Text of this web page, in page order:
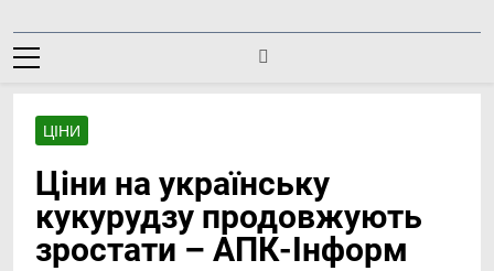
ЦІНИ
Ціни на українську
кукурудзу продовжують
зростати – АПК-Інформ